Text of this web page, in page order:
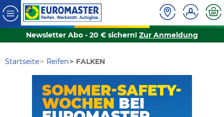
Newsletter Abo - 20 € sichern! Zur Anmeldung
Startseite Reifen FALKEN